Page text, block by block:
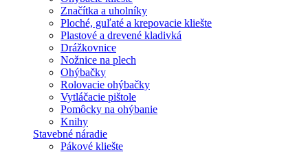
Značítka a uholníky
Ploché, guľaté a krepovacie kliešte
Plastové a drevené kladivká
Drážkovnice
Nožnice na plech
Ohýbačky
Rolovacie ohýbačky
Vytláčacie pištole
Pomôcky na ohýbanie
Knihy
Stavebné náradie
Pákové kliešte